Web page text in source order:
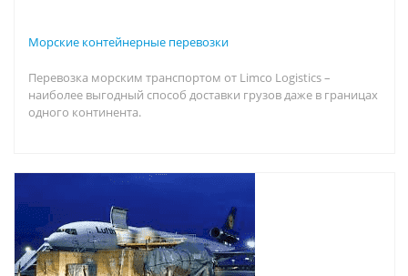
Морские контейнерные перевозки
Перевозка морским транспортом от Limco Logistics –
наиболее выгодный способ доставки грузов даже в границах
одного континента.